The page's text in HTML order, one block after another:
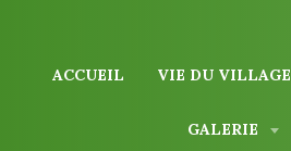
ACCUEIL VIE DU VILLAGE
GALERIE